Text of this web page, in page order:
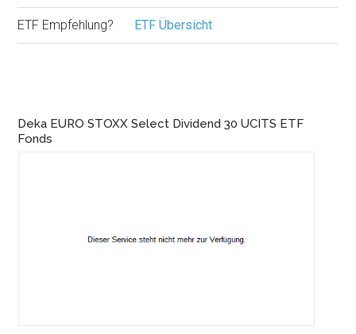
ETF Empfehlung? ETF Übersicht
Deka EURO STOXX Select Dividend 30 UCITS ETF
Fonds